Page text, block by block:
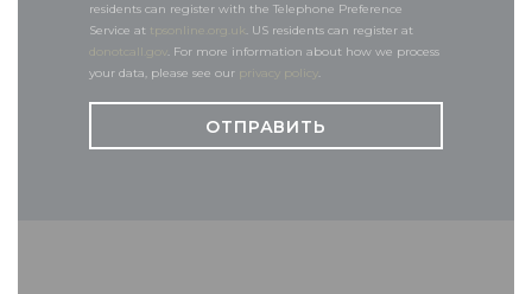
residents can register with the Telephone Preference
Service at tpsonline.org.uk . US residents can register at
donotcall.gov . For more information about how we process
your data, please see our privacy policy .